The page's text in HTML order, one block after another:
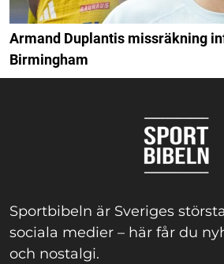
Armand Duplantis missräkning
Birmingham
Sportbibeln är Sveriges
sociala medier – här får du
och nostalgi.